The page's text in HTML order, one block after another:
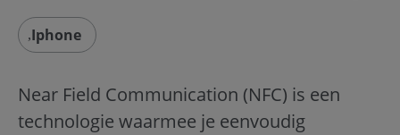
Iphone
Near Field Communication (NFC) is een
technologie waarmee je eenvoudig